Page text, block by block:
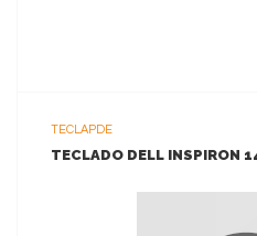
TECLAPDE
TECLADO DELL INSPIRON